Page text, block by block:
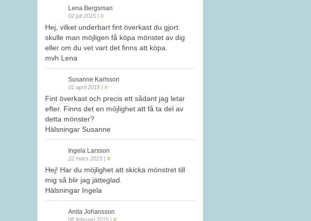
Lena Bergsman
02 juli 2015 | #
Hej, vilket underbart fint överkast du gjort.
skulle man möjligen få köpa mönstet av dig
eller om du vet vart det finns att köpa.
mvh Lena
Susanne Karlsson
01 april 2015 | #
Fint överkast och precis ett sådant jag letar
efter. Finns det en möjlighet att få ta del av
detta mönster?
Hälsningar Susanne
Ingela Larsson
22 mars 2015 | #
Hej! Har du möjlighet att skicka mönstret till
mig så blir jag jätteglad.
Hälsningar Ingela
Anita Johansson
06 februari 2015 | #